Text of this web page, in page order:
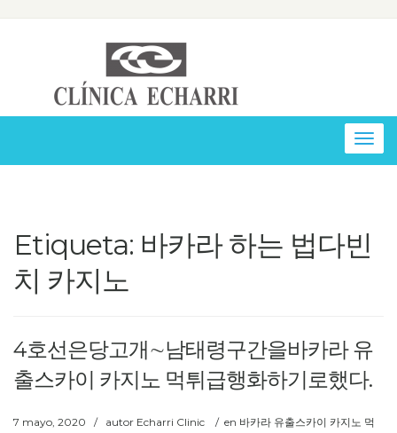
Etiqueta: 바카라 하는 법다빈
치 카지노
4호선은당고개∼남태령구간을바카라 유
출스카이 카지노 먹튀급행화하기로했다.
7 mayo, 2020 / autor Echarri Clinic / en 바카라 유출스카이 카지노 먹